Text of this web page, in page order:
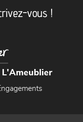
vous !
L'Ameublier